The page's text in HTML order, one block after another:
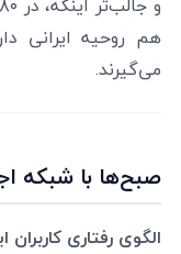
هم روحیه ایرانی
می‌گیرند.
صبح‌ها با شبکه
الگوی رفتاری کاربران